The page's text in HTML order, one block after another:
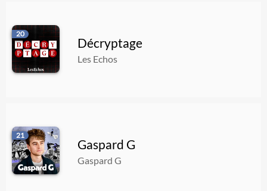
20
Décryptage
Les Echos
21
Gaspard G
Gaspard G